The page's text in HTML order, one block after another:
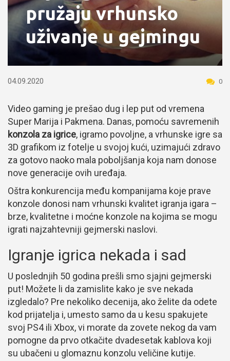
pružaju vrhunsko
uživanje u gejmingu
04.09.2020 0
Video gaming je prešao dug i lep put od vremena
Super Marija i Pakmena. Danas, pomoću savremenih
konzola za igrice, igramo povoljne, a vrhunske igre sa
3D grafikom iz fotelje u svojoj kući, uzimajući zdravo
za gotovo naoko mala poboljšanja koja nam donose
nove generacije ovih uređaja.
Oštra konkurencija među kompanijama koje prave
konzole donosi nam vrhunski kvalitet igranja igara –
brze, kvalitetne i moćne konzole na kojima se mogu
igrati najzahtevniji gejmerski naslovi.
Igranje igrica nekada i sad
U poslednjih 50 godina prešli smo sjajni gejmerski
put! Možete li da zamislite kako je sve nekada
izgledalo? Pre nekoliko decenija, ako želite da odete
kod prijatelja i, umesto samo da u kesu spakujete
svoj PS4 ili Xbox, vi morate da zovete nekog da vam
pomogne da prvo otkačite dvadesetak kablova koji
su ubačeni u glomaznu konzolu veličine kutije.